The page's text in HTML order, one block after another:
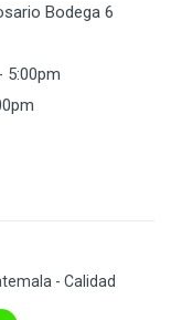
Bodega 6
5:00pm
- Calidad